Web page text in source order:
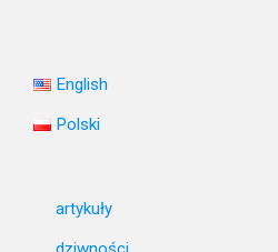
English
Polski
artykuły